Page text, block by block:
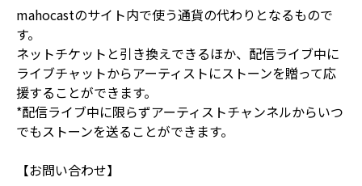
mahocastのサイト内で使う通貨の代わりとなるもので
す。
ネットチケットと引き換えできるほか、配信ライブ中に
ライブチャットからアーティストにストーンを贈って応
援することができます。
*配信ライブ中に限らずアーティストチャンネルからいつ
でもストーンを送ることができます。
【お問い合わせ】